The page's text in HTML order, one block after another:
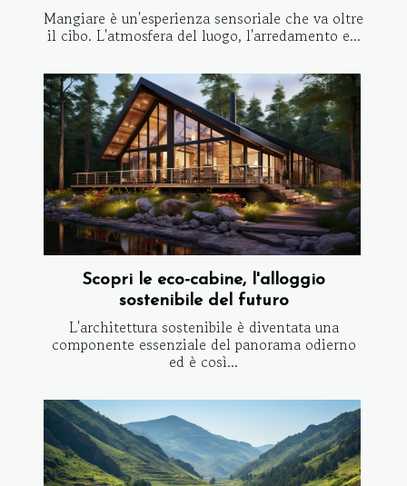
Mangiare è un'esperienza sensoriale che va oltre
il cibo. L'atmosfera del luogo, l'arredamento e...
Scopri le eco-cabine, l'alloggio
sostenibile del futuro
L'architettura sostenibile è diventata una
componente essenziale del panorama odierno
ed è così...